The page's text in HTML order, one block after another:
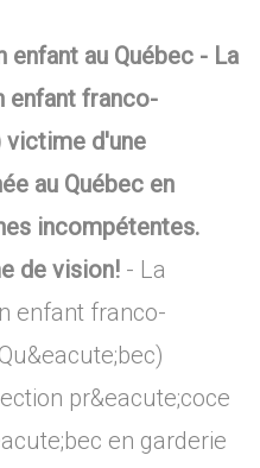
enfant au Québec - La
enfant franco-
victime d'une
au Québec en
incompétentes.
de vision! - La
enfant franco-
pr&eacute;coce
en garderie